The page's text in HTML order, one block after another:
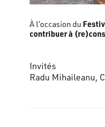
À l’occasion du
contribuer à
Invités
Radu Mihaileanu,